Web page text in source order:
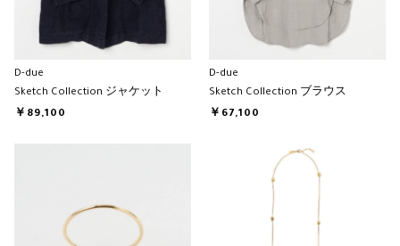
D-due
Sketch Collection ジャケット
￥89,100
D-due
Sketch Collection ブラウス
￥67,100